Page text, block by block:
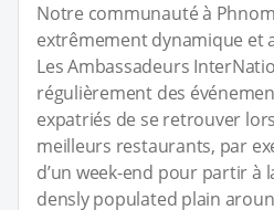
Notre communauté à
extrêmement dynamique et
Les Ambassadeurs
régulièrement des
expatriés de se retrouver
meilleurs restaurants, par
d’un week-end pour partir à
densly populated plain